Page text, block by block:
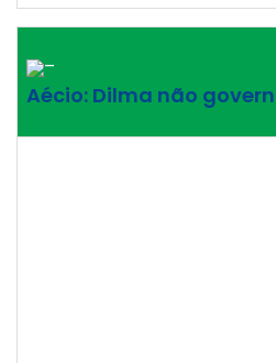
–
Aécio: Dilma não